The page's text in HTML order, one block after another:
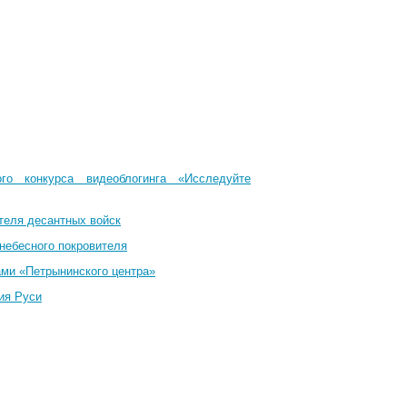
конкурса видеоблогинга «Исследуйте
десантных войск
покровителя
«Петрынинского центра»
Руси